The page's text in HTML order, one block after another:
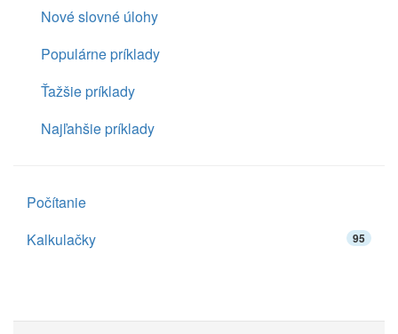
Nové slovné úlohy
Populárne príklady
Ťažšie príklady
Najľahšie príklady
Počítanie
Kalkulačky
95